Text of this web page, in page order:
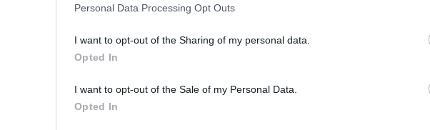
Personal Data Processing Opt Outs
I want to opt-out of the Sharing of my personal data.
Opted In
I want to opt-out of the Sale of my Personal Data.
Opted In